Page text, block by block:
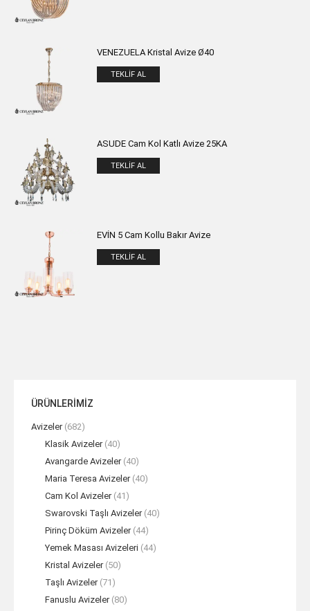
VENEZUELA Kristal Avize Ø40
TEKLIF AL
ASUDE Cam Kol Katlı Avize 25KA
TEKLIF AL
EVİN 5 Cam Kollu Bakır Avize
TEKLIF AL
ÜRÜNLERİMİZ
Avizeler (682)
Klasik Avizeler (40)
Avangarde Avizeler (40)
Maria Teresa Avizeler (40)
Cam Kol Avizeler (41)
Swarovski Taşlı Avizeler (40)
Pirinç Döküm Avizeler (44)
Yemek Masası Avizeleri (44)
Kristal Avizeler (50)
Taşlı Avizeler (71)
Fanuslu Avizeler (80)